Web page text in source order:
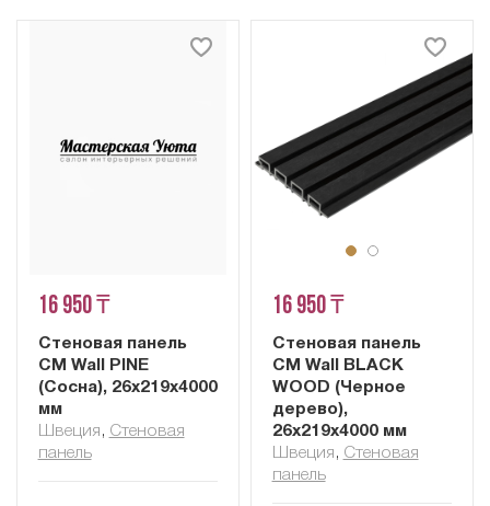
16 950 ₸
Стеновая панель
CM Wall PINE
(Сосна), 26x219x4000
мм
Швеция , Cтеновая
панель
16 950 ₸
Стеновая панель
CM Wall BLACK
WOOD (Черное
дерево),
26x219x4000 мм
Швеция , Cтеновая
панель